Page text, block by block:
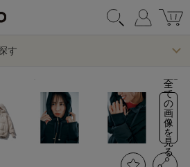
す
全
て
の
画
像
を
見
る